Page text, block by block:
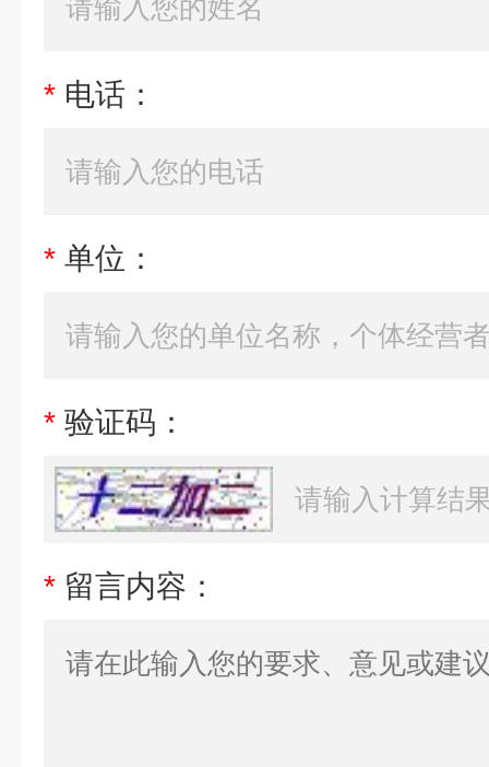
* 电话：
* 单位：
* 验证码：
* 留言内容：